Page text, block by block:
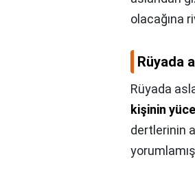
olacağına
Rüyada
Rüyada
kişinin
dertlerinin